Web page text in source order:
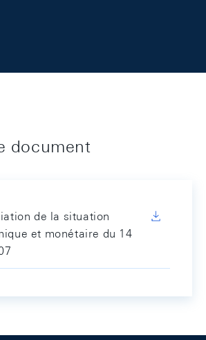
document
de la situation
et monétaire du 14